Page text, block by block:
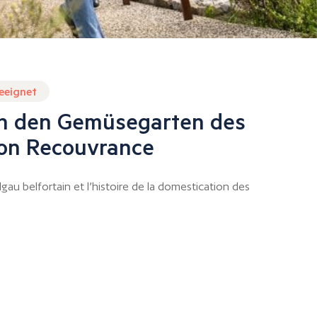
den Gemüsegarten des
Recouvrance
belfortain et l’histoire de la domestication des